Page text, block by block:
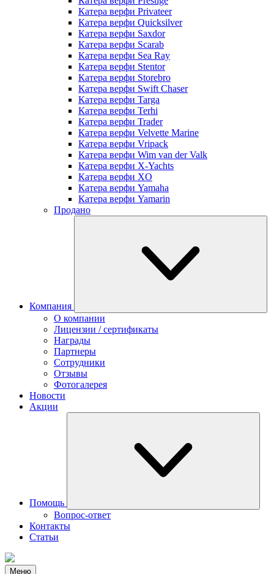
Катера верфи Privateer
Катера верфи Quicksilver
Катера верфи Saxdor
Катера верфи Scarab
Катера верфи Sea Ray
Катера верфи Stentor
Катера верфи Storebro
Катера верфи Swift Chaser
Катера верфи Targa
Катера верфи Terhi
Катера верфи Trader
Катера верфи Velvette Marine
Катера верфи Vripack
Катера верфи Wim van der Valk
Катера верфи X-Yachts
Катера верфи XO
Катера верфи Yamaha
Катера верфи Yamarin
Продано
Компания
О компании
Лицензии / сертификаты
Награды
Партнеры
Сотрудники
Отзывы
Фотогалерея
Новости
Акции
Помощь
Вопрос-ответ
Контакты
Статьи
Меню